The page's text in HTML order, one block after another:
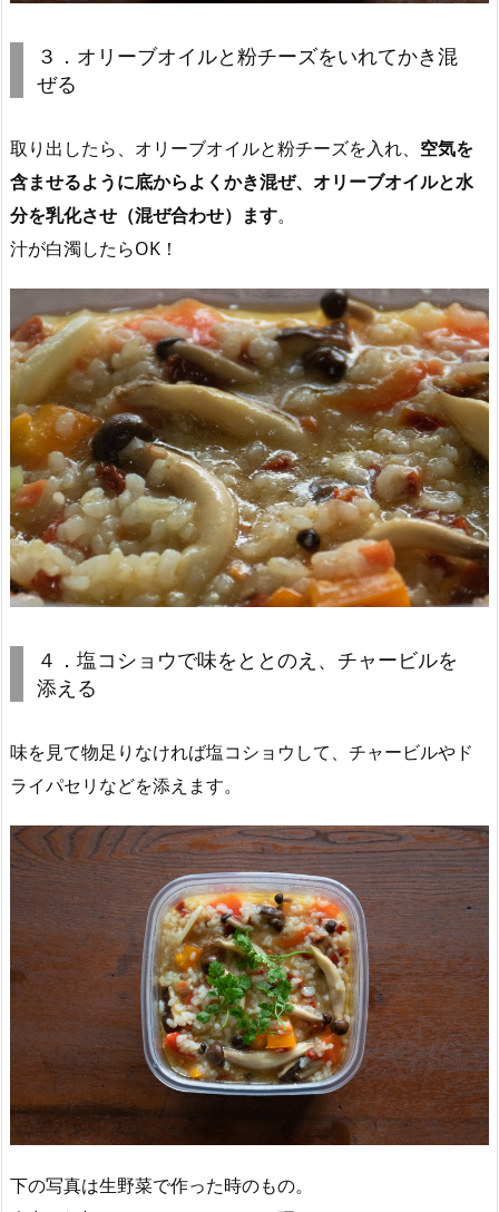
３．オリーブオイルと粉チーズをいれてかき混
ぜる
取り出したら、オリーブオイルと粉チーズを入れ、 空気を
含ませるように底からよくかき混ぜ、オリーブオイルと水
分を乳化させ（混ぜ合わせ）ます。
汁が白濁したらOK！
４．塩コショウで味をととのえ、チャービルを
添える
味を見て物足りなければ塩コショウして、チャービルやド
ライパセリなどを添えます。
下の写真は生野菜で作った時のもの。